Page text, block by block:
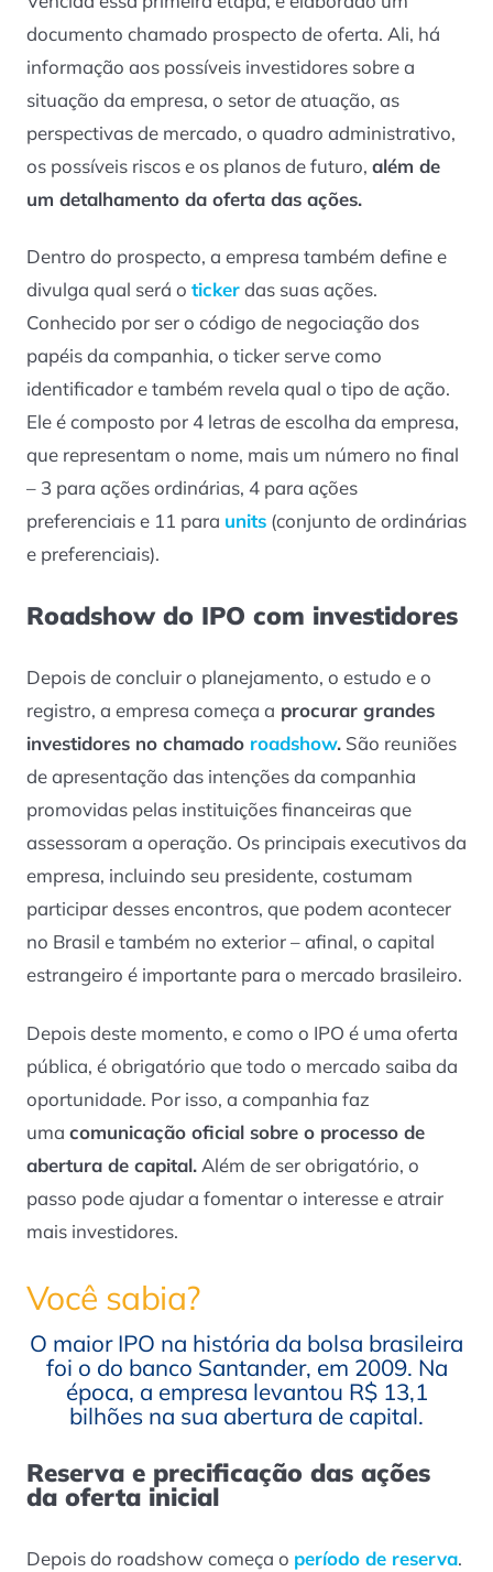
documento chamado prospecto de oferta. Ali, há
informação aos possíveis investidores sobre a
situação da empresa, o setor de atuação, as
perspectivas de mercado, o quadro administrativo,
os possíveis riscos e os planos de futuro, além de
um detalhamento da oferta das ações.
Dentro do prospecto, a empresa também define e
divulga qual será o tickerdas suas ações.
Conhecido por ser o código de negociação dos
papéis da companhia, o ticker serve como
identificador e também revela qual o tipo de ação.
Ele é composto por 4 letras de escolha da empresa,
que representam o nome, mais um número no final
– 3 para ações ordinárias, 4 para ações
preferenciais e 11 para units (conjunto de ordinárias
e preferenciais).
Roadshow do IPO com investidores
Depois de concluir o planejamento, o estudo e o
registro, a empresa começa a procurar grandes
investidores no chamado roadshow. São reuniões
de apresentação das intenções da companhia
promovidas pelas instituições financeiras que
assessoram a operação. Os principais executivos da
empresa, incluindo seu presidente, costumam
participar desses encontros, que podem acontecer
no Brasil e também no exterior – afinal, o capital
estrangeiro é importante para o mercado brasileiro.
Depois deste momento, e como o IPO é uma oferta
pública, é obrigatório que todo o mercado saiba da
oportunidade. Por isso, a companhia faz
uma comunicação oficial sobre o processo de
abertura de capital. Além de ser obrigatório, o
passo pode ajudar a fomentar o interesse e atrair
mais investidores.
Você sabia?
O maior IPO na história da bolsa brasileira
foi o do banco Santander, em 2009. Na
época, a empresa levantou R$ 13,1
bilhões na sua abertura de capital.
Reserva e precificação das ações
da oferta inicial
Depois do roadshow começa o período de reserva.